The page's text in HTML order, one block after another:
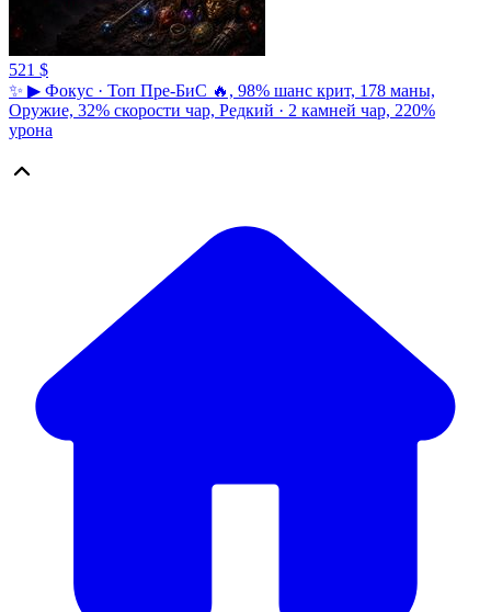
521 $
✨ ▶ Фокус · Топ Пре-БиС 🔥, 98% шанс крит, 178 маны,
Оружие, 32% скорости чар, Редкий · 2 камней чар, 220%
урона